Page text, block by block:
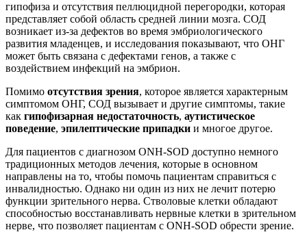
гипофиза и отсутствия пеллюцидной перегородки, которая
представляет собой область средней линии мозга. СОД
возникает из-за дефектов во время эмбриологического
развития младенцев, и исследования показывают, что ОНГ
может быть связана с дефектами генов, а также с
воздействием инфекций на эмбрион.
Помимо отсутствия зрения, которое является характерным
симптомом ОНГ, СОД вызывает и другие симптомы, такие
как гипофизарная недостаточность, аутистическое
поведение, эпилептические припадки и многое другое.
Для пациентов с диагнозом ONH-SOD доступно немного
традиционных методов лечения, которые в основном
направлены на то, чтобы помочь пациентам справиться с
инвалидностью. Однако ни один из них не лечит потерю
функции зрительного нерва. Стволовые клетки обладают
способностью восстанавливать нервные клетки в зрительном
нерве, что позволяет пациентам с ONH-SOD обрести зрение.